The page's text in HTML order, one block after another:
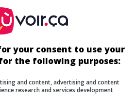
asiatique, qui le remplace par un
de fréquentes décharges électriques.
mes écrans
your consent to use your
the following purposes:
and content, advertising and content
research and services development